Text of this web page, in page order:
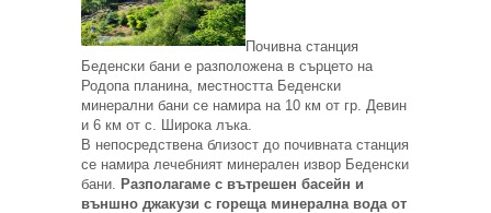
Почивна станция
Беденски бани е разположена в сърцето на
Родопа планина, местността Беденски
минерални бани се намира на 10 км от гр. Девин
и 6 км от с. Широка лъка.
В непосредствена близост до почивната станция
се намира лечебният минерален извор Беденски
бани. Разполагаме с вътрешен басейн и
външно джакузи с гореща минерална вода от